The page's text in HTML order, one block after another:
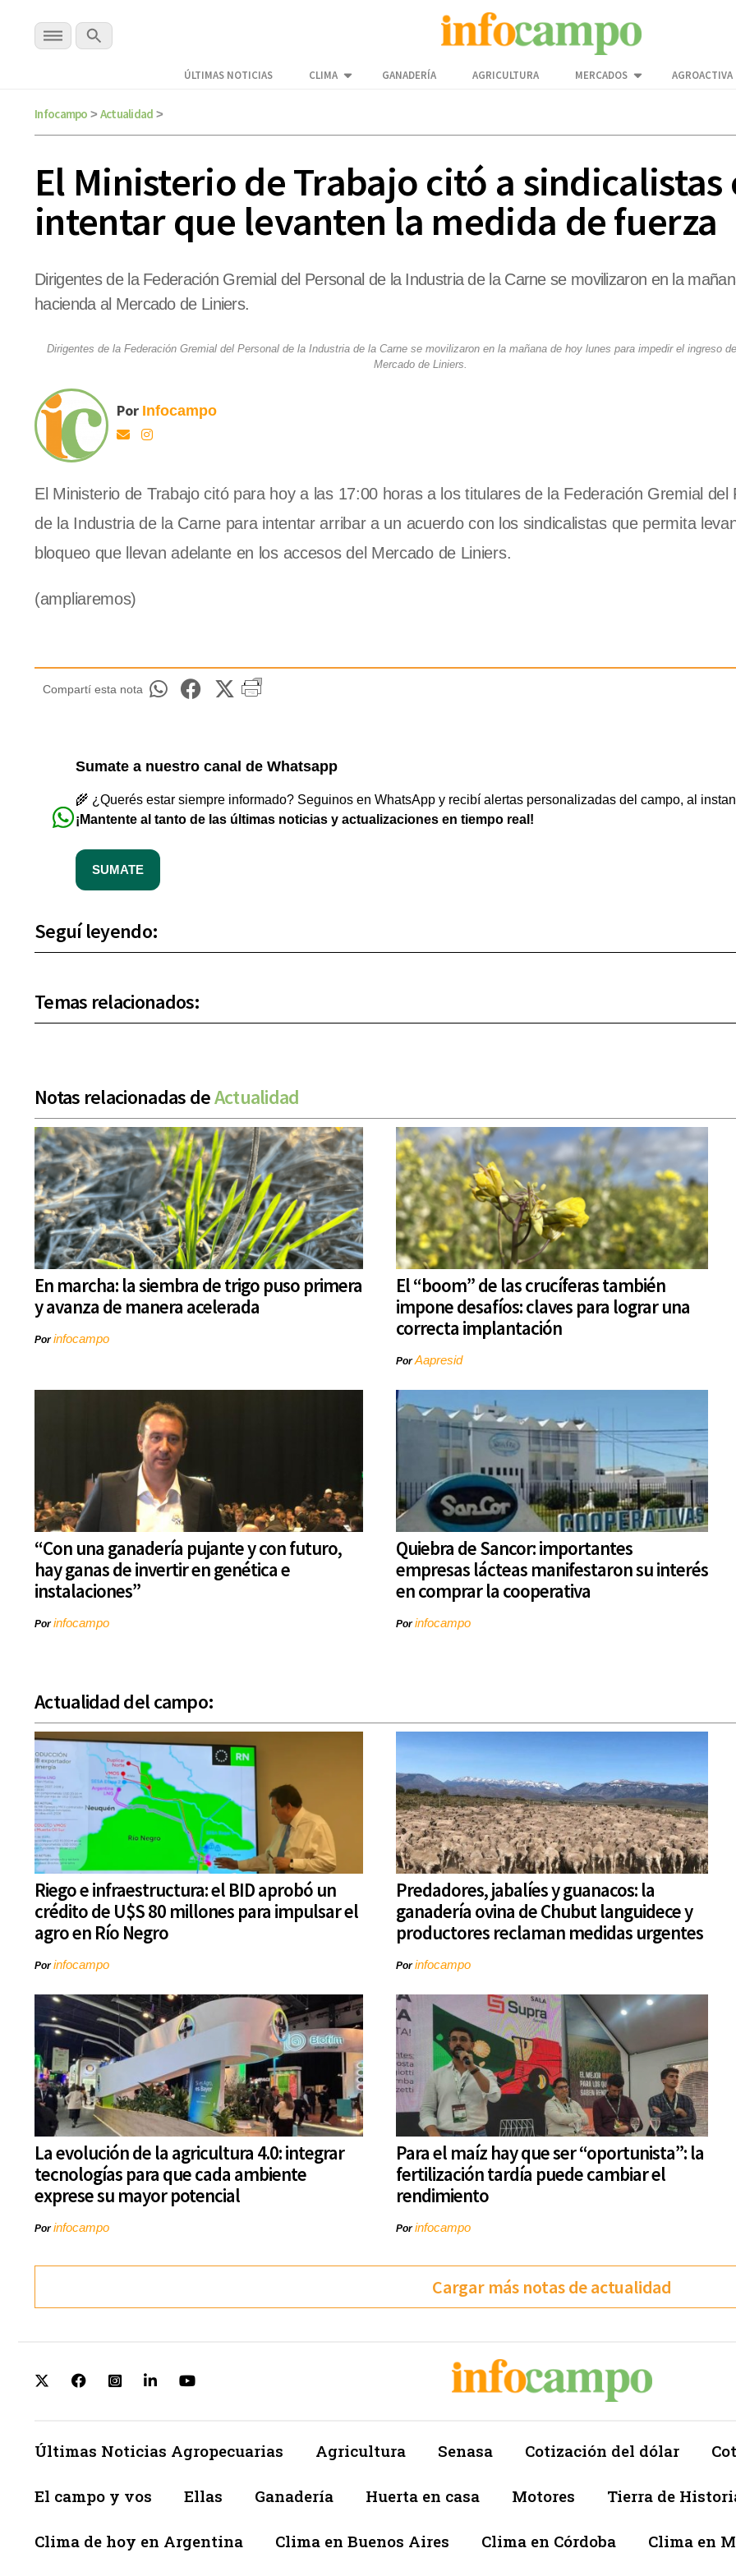
ÚLTIMAS NOTICIAS CLIMA GANADERÍA AGRICULTURA MERCADOS AGROACTIVA
Infocampo > Actualidad >
El Ministerio de Trabajo citó a sindicalistas
intentar que levanten la medida de fuerza
Dirigentes de la Federación Gremial del Personal de la Industria de la Carne se movilizaron en la
hacienda al Mercado de Liniers.
Dirigentes de la Federación Gremial del Personal de la Industria de la Carne se movilizaron en la mañana de hoy lunes para impedir el ingreso
Mercado de Liniers.
Por Infocampo
El Ministerio de Trabajo citó para hoy a las 17:00 horas a los titulares de la Federación Gremial del
de la Industria de la Carne para intentar arribar a un acuerdo con los sindicalistas que permita
bloqueo que llevan adelante en los accesos del Mercado de Liniers.
(ampliaremos)
Compartí esta nota
Sumate a nuestro canal de Whatsapp
🌾 ¿Querés estar siempre informado? Seguinos en WhatsApp y recibí alertas personalizadas del campo, al
¡Mantente al tanto de las últimas noticias y actualizaciones en tiempo real!
SUMATE
Seguí leyendo:
Temas relacionados:
Notas relacionadas deActualidad
En marcha: la siembra de trigo puso primera
y avanza de manera acelerada
Porinfocampo
El “boom” de las crucíferas también
impone desafíos: claves para lograr una
correcta implantación
PorAapresid
“Con una ganadería pujante y con futuro,
hay ganas de invertir en genética e
instalaciones”
Porinfocampo
Quiebra de Sancor: importantes
empresas lácteas manifestaron su interés
en comprar la cooperativa
Porinfocampo
Actualidad del campo:
Riego e infraestructura: el BID aprobó un
crédito de U$S 80 millones para impulsar el
agro en Río Negro
Porinfocampo
Predadores, jabalíes y guanacos: la
ganadería ovina de Chubut languidece y
productores reclaman medidas urgentes
Porinfocampo
La evolución de la agricultura 4.0: integrar
tecnologías para que cada ambiente
exprese su mayor potencial
Porinfocampo
Para el maíz hay que ser “oportunista”: la
fertilización tardía puede cambiar el
rendimiento
Porinfocampo
Cargar más notas de actualidad
Últimas Noticias Agropecuarias Agricultura Senasa Cotización del dólar
El campo y vos Ellas Ganadería Huerta en casa Motores Tierra de
Clima de hoy en Argentina Clima en Buenos Aires Clima en Córdoba Clima en